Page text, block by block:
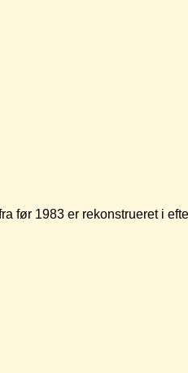
før 1983 er rekonstrueret i